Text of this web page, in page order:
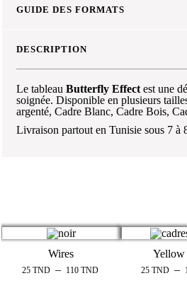
GUIDE DES FORMATS
DESCRIPTION
Le tableau Butterfly Effect est une
soignée. Disponible en plusieurs
argenté, Cadre Blanc, Cadre Bois,
Livraison partout en Tunisie sous 7 à
Wires
25 TND – 110 TND
Yellow
25TND –